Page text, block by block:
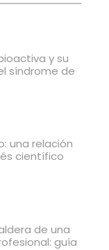
y su
síndrome de
una relación
científico
de una
guía